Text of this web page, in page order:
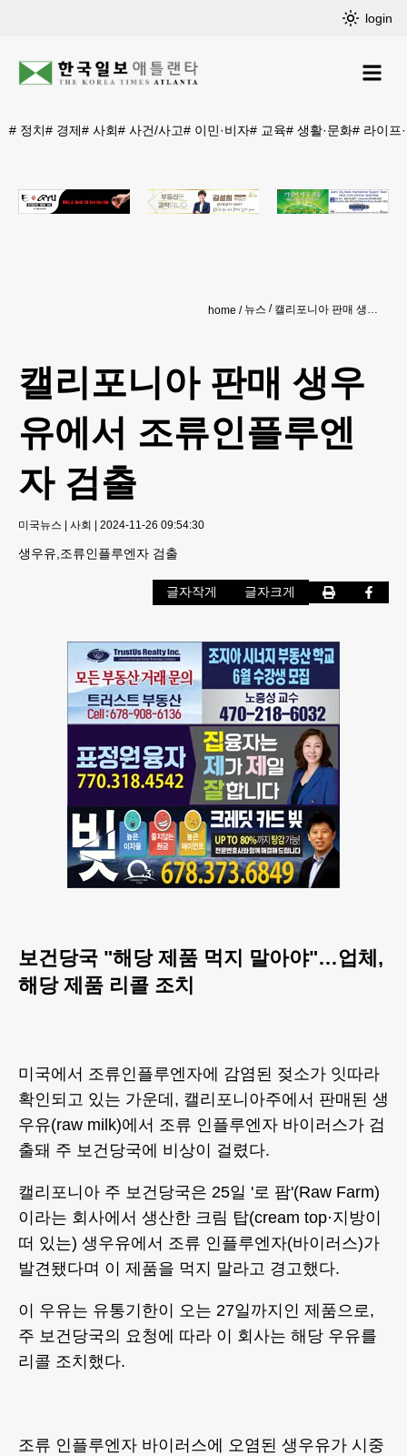
login
# 정치# 경제# 사회# 사건/사고# 이민·비자# 교육# 생활·문화# 라이프
home 뉴스 캘리포니아 판매 생우유에서 조류인플루엔자 검출
캘리포니아 판매 생우
유에서 조류인플루엔
자 검출
미국뉴스 | 사회 | 2024-11-26 09:54:30
생우유,조류인플루엔자 검출
글자작게 글자크게
보건당국 "해당 제품 먹지 말아야"…업체,
해당 제품 리콜 조치
미국에서 조류인플루엔자에 감염된 젖소가 잇따라
확인되고 있는 가운데, 캘리포니아주에서 판매된 생
우유(raw milk)에서 조류 인플루엔자 바이러스가 검
출돼 주 보건당국에 비상이 걸렸다.
캘리포니아 주 보건당국은 25일 '로 팜'(Raw Farm)
이라는 회사에서 생산한 크림 탑(cream top·지방이
떠 있는) 생우유에서 조류 인플루엔자(바이러스)가
발견됐다며 이 제품을 먹지 말라고 경고했다.
이 우유는 유통기한이 오는 27일까지인 제품으로,
주 보건당국의 요청에 따라 이 회사는 해당 우유를
리콜 조치했다.
조류 인플루엔자 바이러스에 오염된 생우유가 시중